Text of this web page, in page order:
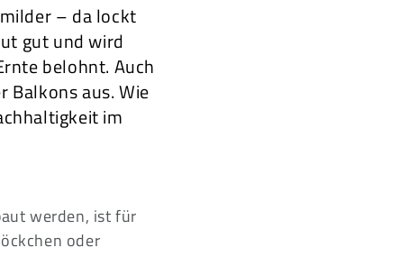
– da lockt
gut und wird
belohnt. Auch
Balkons aus. Wie
im
werden, ist für
oder